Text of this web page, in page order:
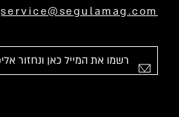
service@segulamag.com